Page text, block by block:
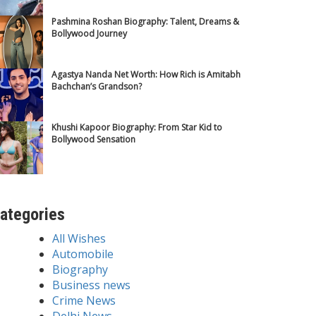
Pashmina Roshan Biography: Talent, Dreams &
Bollywood Journey
Agastya Nanda Net Worth: How Rich is Amitabh
Bachchan’s Grandson?
Khushi Kapoor Biography: From Star Kid to
Bollywood Sensation
All Wishes
Automobile
Biography
Business news
Crime News